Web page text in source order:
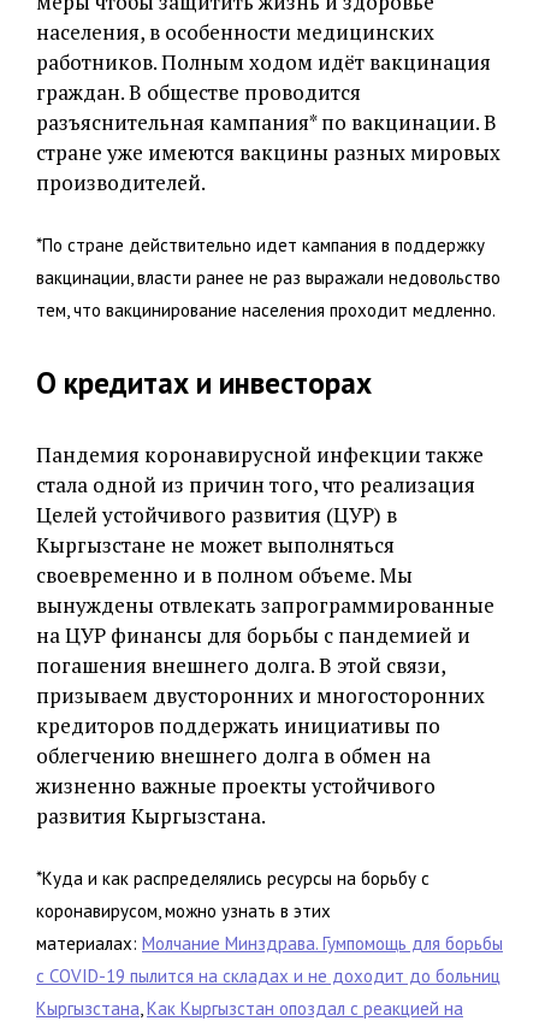
населения, в особенности медицинских
работников. Полным ходом идёт вакцинация
граждан. В обществе проводится
разъяснительная кампания* по вакцинации. В
стране уже имеются вакцины разных мировых
производителей.
*По стране действительно идет кампания в поддержку
вакцинации, власти ранее не раз выражали недовольство
тем, что вакцинирование населения проходит медленно.
О кредитах и инвесторах
Пандемия коронавирусной инфекции также
стала одной из причин того, что реализация
Целей устойчивого развития (ЦУР) в
Кыргызстане не может выполняться
своевременно и в полном объеме. Мы
вынуждены отвлекать запрограммированные
на ЦУР финансы для борьбы с пандемией и
погашения внешнего долга. В этой связи,
призываем двусторонних и многосторонних
кредиторов поддержать инициативы по
облегчению внешнего долга в обмен на
жизненно важные проекты устойчивого
развития Кыргызстана.
*Куда и как распределялись ресурсы на борьбу с
коронавирусом, можно узнать в этих
материалах: Молчание Минздрава. Гумпомощь для борьбы
с COVID-19 пылится на складах и не доходит до больниц
Кыргызстана Как Кыргызстан опоздал с реакцией на